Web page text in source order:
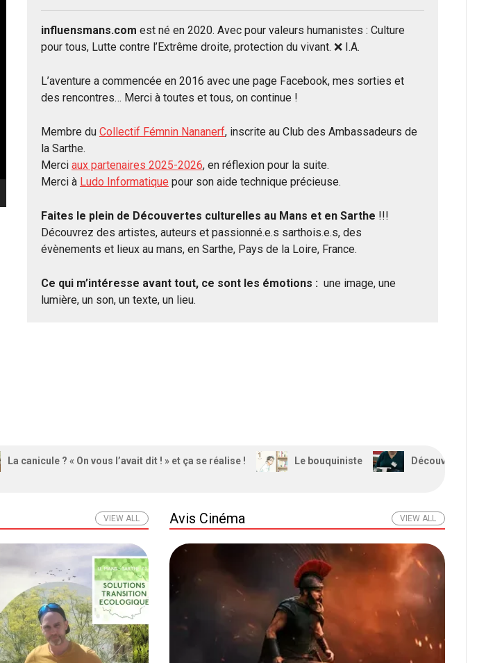
influensmans.com est né en 2020. Avec pour valeurs humanistes : Culture
pour tous, Lutte contre l’Extrême droite, protection du vivant. ❌ I.A.
L’aventure a commencée en 2016 avec une page Facebook, mes sorties et
des rencontres… Merci à toutes et tous, on continue !
Membre du Collectif Fémnin Nananerf, inscrite au Club des Ambassadeurs de
la Sarthe.
Merci aux partenaires 2025-2026, en réflexion pour la suite.
Merci à Ludo Informatique pour son aide technique précieuse.
Faites le plein de Découvertes culturelles au Mans et enSarthe !!!
Découvrez des artistes, auteurs et passionné.e.s sarthois.e.s, des
évènements et lieux au mans, en Sarthe, Pays de la Loire, France.
Ce qui m’intéresse avant tout, ce sont les émotions : une image, une
lumière, un son, un texte, un lieu.
La canicule ? « On vous l’avait dit ! » et ça se réalise ! Le bouquiniste Découverte
VIEW ALL Avis Cinéma VIEW ALL